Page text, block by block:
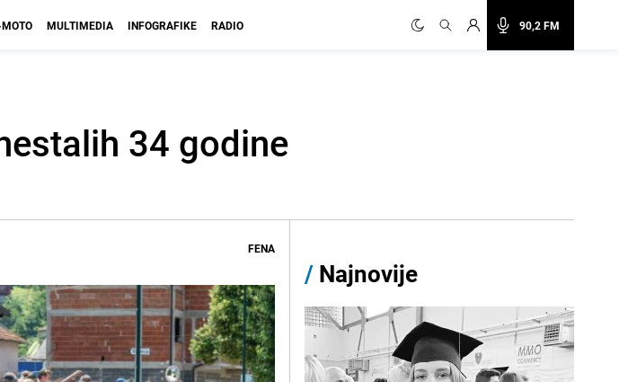
90,2 FM
MULTIMEDIA INFOGRAFIKE RADIO
34 godine
FENA
/ Najnovije